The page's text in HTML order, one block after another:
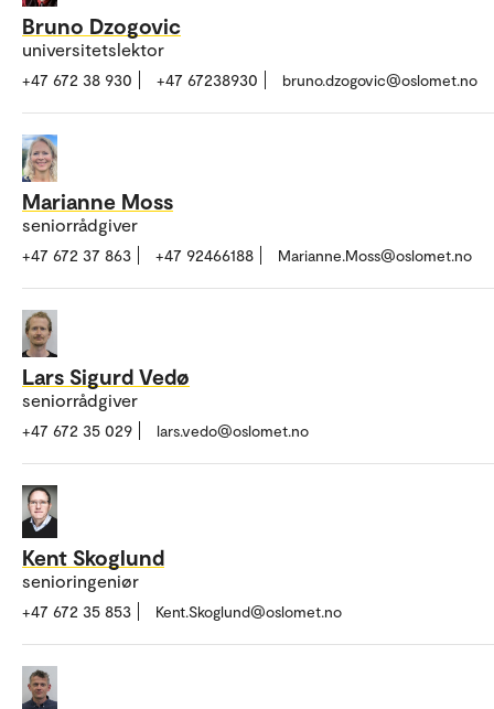
Bruno Dzogovic
universitetslektor
+47 672 38 930 +47 67238930 bruno.dzogovic@oslomet.no
Marianne Moss
seniorrådgiver
+47 672 37 863 +47 92466188 Marianne.Moss@oslomet.no
Lars Sigurd Vedø
seniorrådgiver
+47 672 35 029 lars.vedo@oslomet.no
Kent Skoglund
senioringeniør
+47 672 35 853 Kent.Skoglund@oslomet.no